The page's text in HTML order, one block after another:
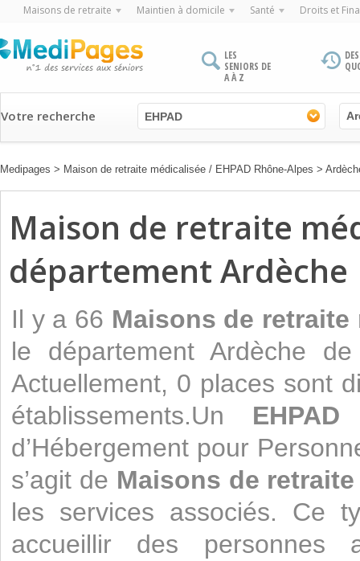
Maisons de retraite Maintien à domicile Santé Droits et
LES
SENIORS DE
A À Z
Votre recherche EHPAD
Medipages > Maison de retraite médicalisée / EHPAD Rhône-Alpes >
Maison de retraite
département Ardèche
Il y a 66 Maisons de retraite
le département Ardèche
Actuellement, 0 places sont
établissements.Un EHPAD
d’Hébergement pour
s’agit de Maisons de
les services associés. Ce
accueillir des personnes